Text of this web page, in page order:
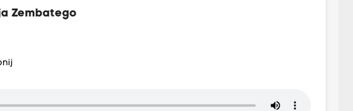
Zembatego